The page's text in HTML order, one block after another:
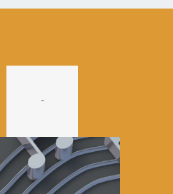
-